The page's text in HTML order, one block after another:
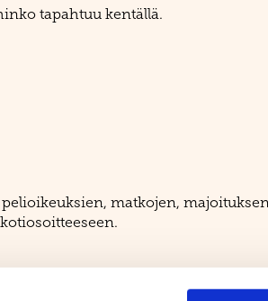
tapahtuu kentällä.
matkojen,